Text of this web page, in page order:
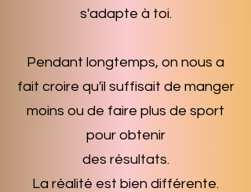
s'adapte à toi.
Pendant longtemps, on nous a
fait croire qu'il suffisait de manger
moins ou de faire plus de sport
pour obtenir
des résultats.
La réalité est bien différente.